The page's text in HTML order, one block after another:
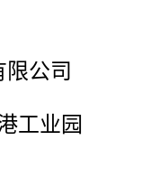
公司
工业园